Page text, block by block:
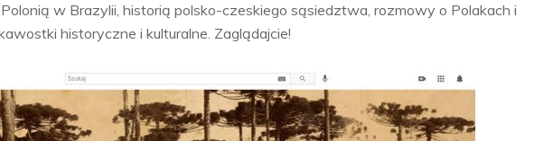
w Brazylii, historią polsko-czeskiego sąsiedztwa, rozmowy o Polakach i
historyczne i kulturalne. Zaglądajcie!